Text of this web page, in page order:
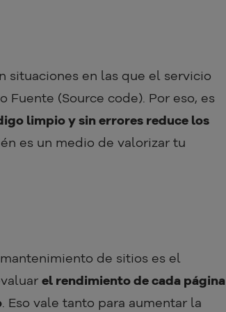
situaciones en las que el servicio
(Source code). Por eso, es
limpio y sin errores reduce los
es un medio de valorizar tu
de sitios es el
el rendimiento de cada página
. Eso vale tanto para aumentar la